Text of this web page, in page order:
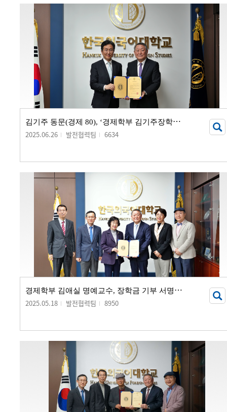
김
기주 동문(경제 80), ‘경제학부 김기주장학금’ 기부 서명식 개최
2025.06.26 발전협력팀 6634
경
제학부 김애실 명예교수, 장학금 기부 서명식 개최
2025.05.18 발전협력팀 8950